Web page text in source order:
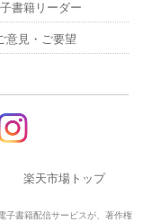
書籍リーダー
意見・ご要望
楽天市場トップ
子書籍配信サービスが、著作権